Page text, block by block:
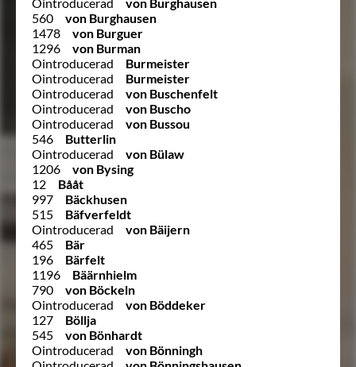
560
von Burghausen
1478
von Burguer
1296
von Burman
Ointroducerad
Burmeister
Ointroducerad
Burmeister
Ointroducerad
von Buschenfelt
Ointroducerad
von Buscho
Ointroducerad
von Bussou
546
Butterlin
Ointroducerad
von Bülaw
1206
von Bysing
12
Bååt
997
Bäckhusen
515
Bäfverfeldt
Ointroducerad
von Bäijern
465
Bär
196
Bärfelt
1196
Bäärnhielm
790
von Böckeln
Ointroducerad
von Böddeker
127
Böllja
545
von Bönhardt
Ointroducerad
von Bönningh